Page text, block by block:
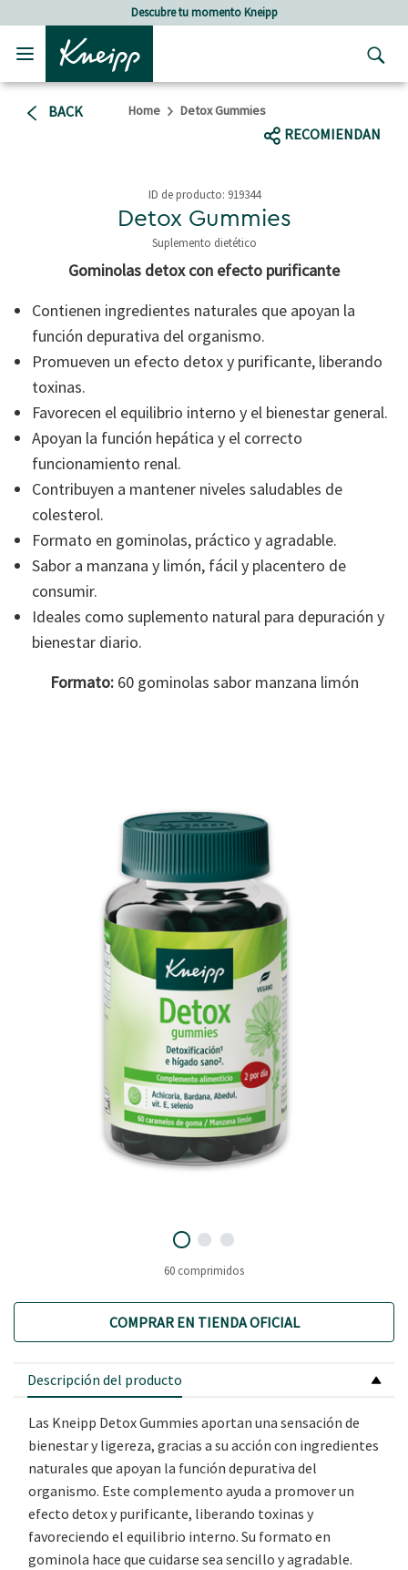
Skip to main content
Skip to footer contentDescubre tu momento Kneipp
BACK Home Detox Gummies
RECOMIENDAN
ID de producto: 919344
Detox Gummies
Suplemento dietético
3,9 out of 5 Customer Rating
Gominolas detox con efecto purificante
Contienen ingredientes naturales que apoyan la
función depurativa del organismo.
Promueven un efecto detox y purificante, liberando
toxinas.
Favorecen el equilibrio interno y el bienestar general.
Apoyan la función hepática y el correcto
funcionamiento renal.
Contribuyen a mantener niveles saludables de
colesterol.
Formato en gominolas, práctico y agradable.
Sabor a manzana y limón, fácil y placentero de
consumir.
Ideales como suplemento natural para depuración y
bienestar diario.
Formato: 60 gominolas sabor manzana limón
60 comprimidos
COMPRAR EN TIENDA OFICIAL
Descripción del producto
Las Kneipp Detox Gummies aportan una sensación de
bienestar y ligereza, gracias a su acción con ingredientes
naturales que apoyan la función depurativa del
organismo. Este complemento ayuda a promover un
efecto detox y purificante, liberando toxinas y
favoreciendo el equilibrio interno. Su formato en
gominola hace que cuidarse sea sencillo y agradable.